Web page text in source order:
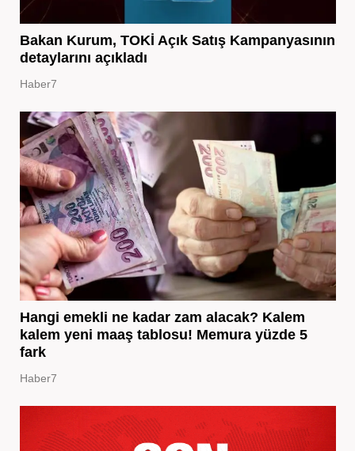
Bakan Kurum, TOKİ Açık Satış Kampanyasının
detaylarını açıkladı
Haber7
Hangi emekli ne kadar zam alacak? Kalem
kalem yeni maaş tablosu! Memura yüzde 5
fark
Haber7